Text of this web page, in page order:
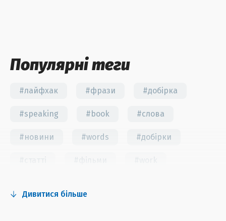
Популярні теги
#лайфхак #фрази #добірка
#speaking #book #слова
#новини #words #добірки
Дивитися більше